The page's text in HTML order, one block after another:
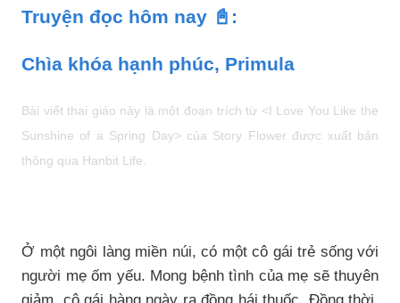
Truyện đọc hôm nay 📓:
Chìa khóa hạnh phúc, Primula
Bài viết thai giáo này là một đoạn trích từ <I Love You Like the
Sunshine of a Spring Day> của Story Flower được xuất bản
thông qua Hanbit Life.
Ở một ngôi làng miền núi, có một cô gái trẻ sống với
người mẹ ốm yếu. Mong bệnh tình của mẹ sẽ thuyên